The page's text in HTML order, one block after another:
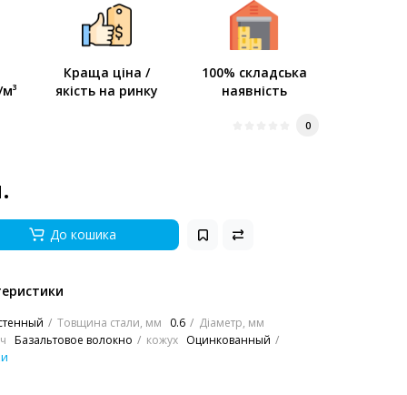
Краща ціна /
якість на ринку
100% складська
наявність
0
До кошика
Товщина стали, мм 0.6
Діаметр, мм
Базальтовое волокно кожух Оцинкованный